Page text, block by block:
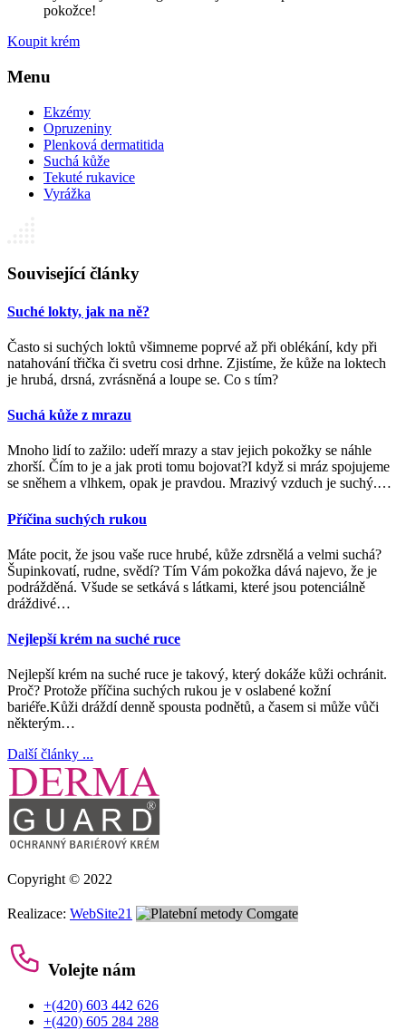
pokožce!
Koupit krém
Menu
Ekzémy
Opruzeniny
Plenková dermatitida
Suchá kůže
Tekuté rukavice
Vyrážka
Související články
Suché lokty, jak na ně?
Často si suchých loktů všimneme poprvé až při oblékání, kdy při
natahování třička či svetru cosi drhne. Zjistíme, že kůže na loktech
je hrubá, drsná, zvrásněná a loupe se. Co s tím?
Suchá kůže z mrazu
Mnoho lidí to zažilo: udeří mrazy a stav jejich pokožky se náhle
zhorší. Čím to je a jak proti tomu bojovat?I když si mráz spojujeme
se sněhem a vlhkem, opak je pravdou. Mrazivý vzduch je suchý.…
Příčina suchých rukou
Máte pocit, že jsou vaše ruce hrubé, kůže zdrsnělá a velmi suchá?
Šupinkovatí, rudne, svědí? Tím Vám pokožka dává najevo, že je
podrážděná. Všude se setkává s látkami, které jsou potenciálně
dráždivé…
Nejlepší krém na suché ruce
Nejlepší krém na suché ruce je takový, který dokáže kůži ochránit.
Proč? Protože příčina suchých rukou je v oslabené kožní
bariéře.Kůži dráždí denně spousta podnětů, a časem si může vůči
některým…
Další články ...
Copyright © 2022
Realizace: WebSite21
Volejte nám
+(420) 603 442 626
+(420) 605 284 288